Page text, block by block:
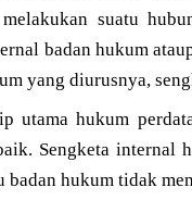
suatu
badan hukum
yang diurusnya,
utama hukum
Sengketa internal
badan hukum tidak